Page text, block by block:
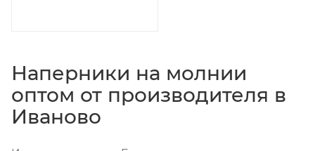
Наперники на молнии
оптом от производителя в
Иваново